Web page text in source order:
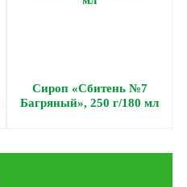
Сироп «Сбитень №7
Багряный», 250 г/180 мл